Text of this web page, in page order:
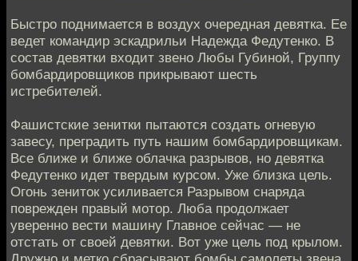
Быстро поднимается в воздух очередная девятка. Ее
ведет командир эскадрильи Надежда Федутенко. В
состав девятки входит звено Любы Губиной, Группу
бомбардировщиков прикрывают шесть
истребителей.
Фашистские зенитки пытаются создать огневую
завесу, преградить путь нашим бомбардировщикам.
Все ближе и ближе облачка разрывов, но девятка
Федутенко идет твердым курсом. Уже близка цель.
Огонь зениток усиливается Разрывом снаряда
поврежден правый мотор. Люба продолжает
уверенно вести машину Главное сейчас — не
отстать от своей девятки. Вот уже цель под крылом.